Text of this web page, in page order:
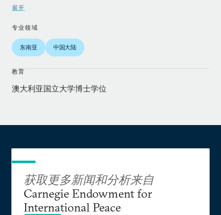
目，包括影响泰国在中美之间外交政策选择的规范
结构，以及中国在湄公河次区域的领导地位巩固。
他近期发表的论文包括《“竹扬中风”：中国因素在
泰国外交政策取向中的持续意义（“Bamboo Stuck
of the China Factor in Thailand’s Foreign Policy
Orientation）》。
展开
专业领域
东南亚 中国大陆
教育
澳大利亚国立大学博士学位
获取更多新闻和分析来自
Carnegie Endowment for
International Peace